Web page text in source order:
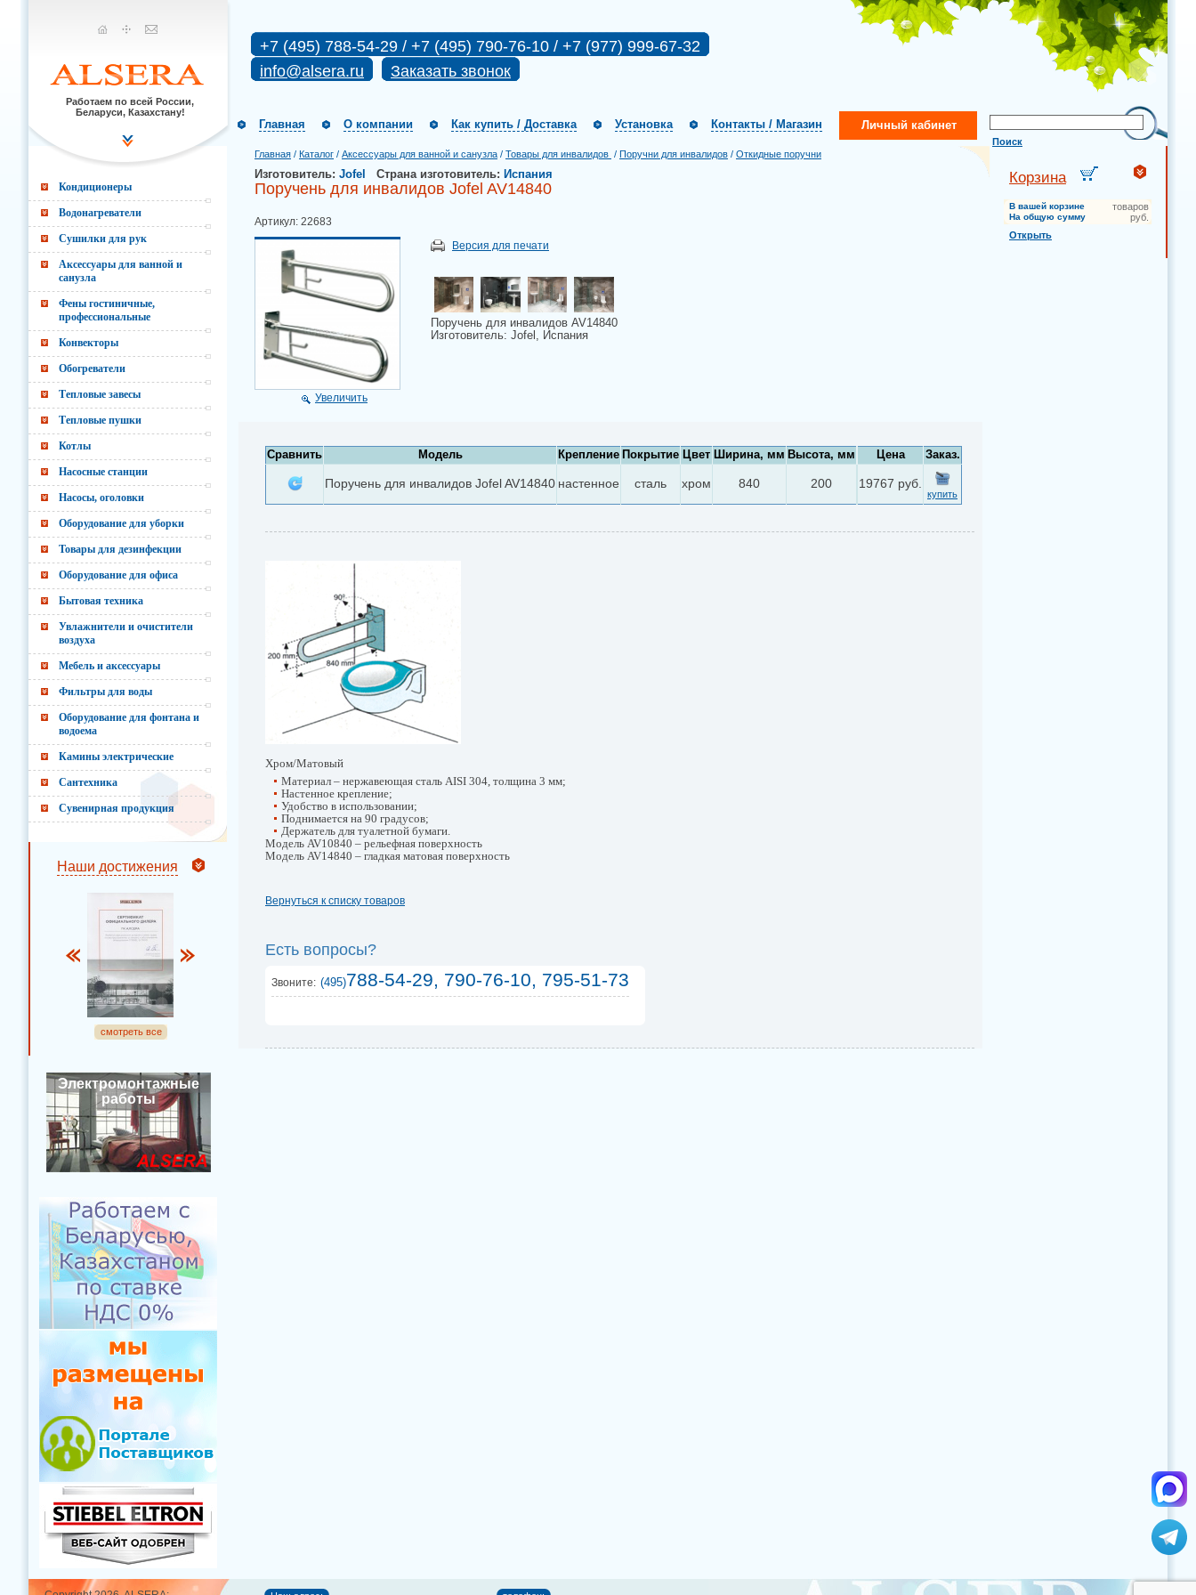
Работаем по всей России,
Беларуси, Казахстану!
+7 (495) 788-54-29 / +7 (495) 790-76-10 / +7 (977) 999-67-32
info@alsera.ru
Заказать звонок
Поиск
Главная О компании Как купить / Доставка Установка Контакты / Магазин Личный кабинет
Главная / Каталог / Аксессуары для ванной и санузла / Товары для инвалидов / Поручни для инвалидов / Откидные поручни
Изготовитель: Jofel Страна изготовитель: Испания
Поручень для инвалидов Jofel AV14840
Артикул: 22683
Увеличить
Версия для печати
Поручень для инвалидов AV14840
Изготовитель: Jofel, Испания
Сравнить Модель Крепление Покрытие Цвет Ширина, мм Высота, мм Цена Заказ.
Поручень для инвалидов Jofel AV14840 настенное сталь хром 840 200 19767 руб.
купить
Хром/Матовый
Материал – нержавеющая сталь AISI 304, толщина 3 мм;
Настенное крепление;
Удобство в использовании;
Поднимается на 90 градусов;
Держатель для туалетной бумаги.
Модель AV10840 – рельефная поверхность
Модель AV14840 – гладкая матовая поверхность
Вернуться к списку товаров
Есть вопросы?
Звоните: (495)788-54-29, 790-76-10, 795-51-73
Кондиционеры
Водонагреватели
Сушилки для рук
Аксессуары для ванной и
санузла
Фены гостиничные,
профессиональные
Конвекторы
Обогреватели
Тепловые завесы
Тепловые пушки
Котлы
Насосные станции
Насосы, оголовки
Оборудование для уборки
Товары для дезинфекции
Оборудование для офиса
Бытовая техника
Увлажнители и очистители
воздуха
Мебель и аксессуары
Фильтры для воды
Оборудование для фонтана и
водоема
Камины электрические
Сантехника
Сувенирная продукция
Наши достижения
смотреть все
Электромонтажные
работы
Корзина
В вашей корзине товаров
На общую сумму
руб.
Открыть